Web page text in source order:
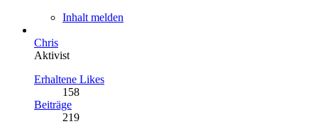
Inhalt melden
Chris
Aktivist
Erhaltene Likes
158
Beiträge
219